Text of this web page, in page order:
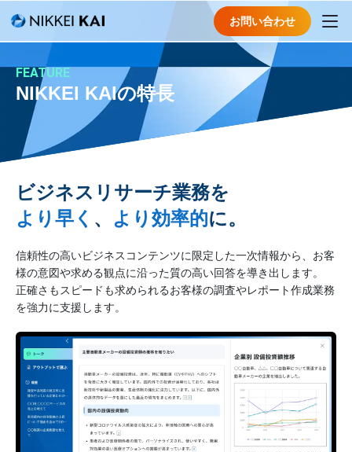
お問い合わせ
FEATURE
NIKKEI KAIの特長
ビジネスリサーチ業務を
より早く 、 より効率的に。
信頼性の高いビジネスコンテンツに限定した一次情報から、お客
様の意図や求める観点に沿った質の高い回答を導き出します。
正確さもスピードも求められるお客様の調査やレポート作成業務
を強力に支援します。